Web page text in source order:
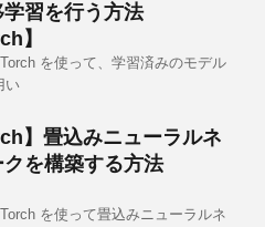
学習を行う方法
】
を使って、学習済みのモデル
い
】畳込みニューラルネ
クを構築する方法
を使って畳込みニューラルネ